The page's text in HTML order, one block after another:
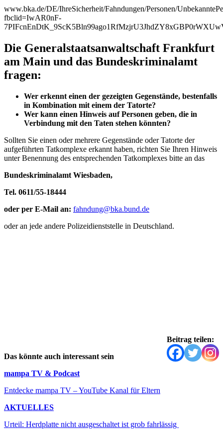
www.bka.de/DE/IhreSicherheit/Fahndungen/Personen/
fbclid=IwAR0nF-
Die Generalstaatsanwaltschaft Frankfurt
am Main und das Bundeskriminalamt
fragen:
Wer erkennt einen der gezeigten Gegenstände, bestenfalls
in Kombination mit einem der Tatorte?
Wer kann einen Hinweis auf Personen geben, die in
Verbindung mit den Taten stehen könnten?
Sollten Sie einen oder mehrere Gegenstände oder Tatorte der
aufgeführten Tatkomplexe erkannt haben, richten Sie Ihren Hinweis
unter Benennung des entsprechenden Tatkomplexes bitte an das
Bundeskriminalamt Wiesbaden,
Tel. 0611/55-18444
oder per E-Mail an: fahndung@bka.bund.de
oder an jede andere Polizeidienststelle in Deutschland.
Beitrag teilen:
Das könnte auch interessant sein
mampa TV & Podcast
Entdecke mampa TV – YouTube Kanal für Eltern
AKTUELLES
Urteil: Herdplatte nicht ausgeschaltet ist grob fahrlässig